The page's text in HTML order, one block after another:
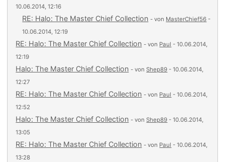
10.06.2014, 12:16
RE: Halo: The Master Chief Collection - von MasterChief56 -
10.06.2014, 12:19
RE: Halo: The Master Chief Collection - von Paul - 10.06.2014,
12:19
Halo: The Master Chief Collection - vonShep89 - 10.06.2014,
12:27
RE: Halo: The Master Chief Collection - von Paul - 10.06.2014,
12:52
Halo: The Master Chief Collection - vonShep89 - 10.06.2014,
13:05
RE: Halo: The Master Chief Collection - von Paul - 10.06.2014,
13:28